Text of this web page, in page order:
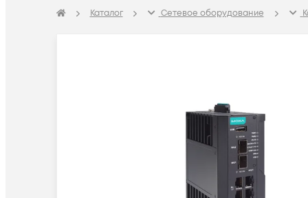
Каталог Сетевое оборудование